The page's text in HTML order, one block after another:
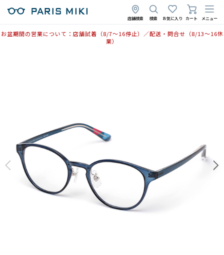
店舗検索 検索 お気に入り カート メニュー
お盆期間の営業について：店舗試着（8/7〜16停止）／配送・問合せ（8/13〜16休
業）